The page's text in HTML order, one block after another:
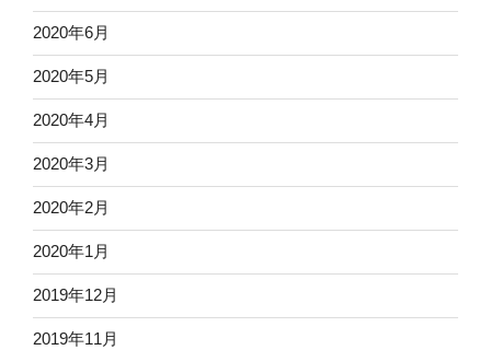
2020年6月
2020年5月
2020年4月
2020年3月
2020年2月
2020年1月
2019年12月
2019年11月